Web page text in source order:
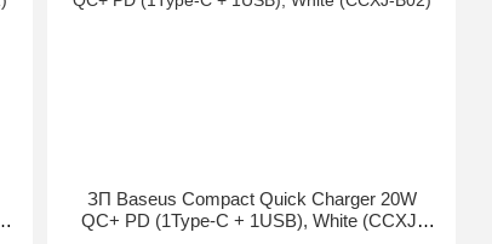
ЗП Baseus Compact Quick Charger 20W
QC+ PD (1Type-C + 1USB), White (CCXJ-